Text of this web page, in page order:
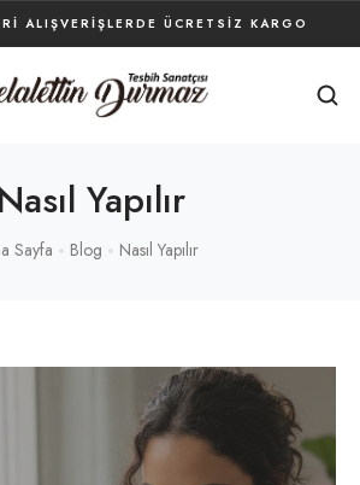
ALIŞVERIŞLERDE ÜCRETSIZ KARGO
Nasıl Yapılır
Sayfa Blog Nasıl Yapılır